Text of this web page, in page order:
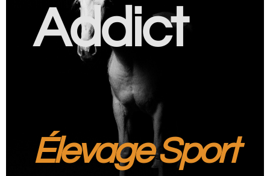
Addict
Élevage Sport